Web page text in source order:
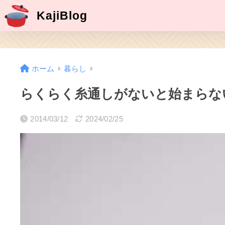
KajiBlog
ホーム 暮らし
らくらく糸通しがないと始まらな
2014/03/12 2024/02/25